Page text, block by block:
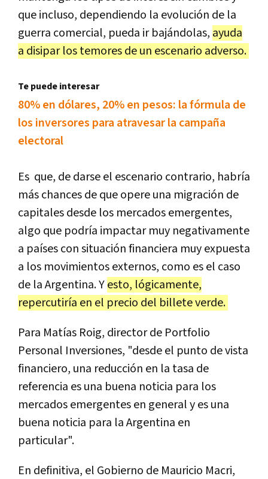
que incluso, dependiendo la evolución de la
guerra comercial, pueda ir bajándolas, ayuda
a disipar los temores de un escenario adverso.
Te puede interesar
80% en dólares, 20% en pesos: la fórmula de
los inversores para atravesar la campaña
electoral
Es que, de darse el escenario contrario, habría
más chances de que opere una migración de
capitales desde los mercados emergentes,
algo que podría impactar muy negativamente
a países con situación financiera muy expuesta
a los movimientos externos, como es el caso
de la Argentina. Yesto, lógicamente,
repercutiría en el precio del billete verde.
Para Matías Roig, director de Portfolio
Personal Inversiones, "desde el punto de vista
financiero, una reducción en la tasa de
referencia es una buena noticia para los
mercados emergentes en general y es una
buena noticia para la Argentina en
particular".
En definitiva, el Gobierno de Mauricio Macri,